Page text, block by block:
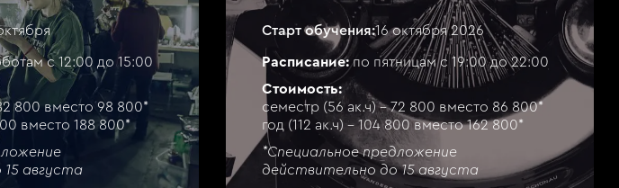
с 12:00 до 15:00
800 вместо 98 800*
вместо 188 800*
августа
Старт обучения:16 октября 2026
Расписание:по пятницам с 19:00 до 22:00
Стоимость:
семестр (56 ак.ч) - 72 800 вместо 86 800*
год (112 ак.ч) - 104 800 вместо 162 800*
*Специальное предложение
действительно до 15 августа